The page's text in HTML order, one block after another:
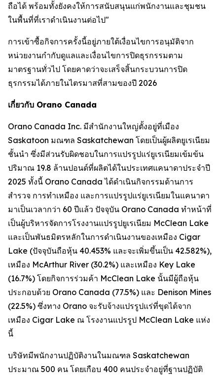
ถือได้ พร้อมทั้งยังคงให้การสนับสนุนแก่พนักงานและชุมชน
ในพื้นที่ที่เราดำเนินงานต่อไป"
การเข้าซื้อกิจการครั้งนี้อยู่ภายใต้เงื่อนไขการอนุมัติจาก
หน่วยงานกำกับดูแลและเงื่อนไขการปิดธุรกรรมตาม
มาตรฐานทั่วไป โดยคาดว่าจะเสร็จสิ้นกระบวนการปิด
ธุรกรรมได้ภายในไตรมาสที่สามของปี 2026
เกี่ยวกับ Orano Canada
Orano Canada Inc. มีสำนักงานใหญ่ตั้งอยู่ที่เมือง
Saskatoon มณฑล Saskatchewan โดยเป็นผู้ผลิตยูเรเนียม
ชั้นนำ ซึ่งมีส่วนรับผิดชอบในการแปรรูปแร่ยูเรเนียมเข้มข้น
ปริมาณ 19.8 ล้านปอนด์ที่ผลิตได้ในประเทศแคนาดาประจำปี
2025 ทั้งนี้ Orano Canada ได้ดำเนินกิจกรรมด้านการ
สำรวจ การทำเหมือง และการแปรรูปแร่ยูเรเนียมในแคนาดา
มาเป็นเวลากว่า 60 ปีแล้ว ปัจจุบัน Orano Canada ทำหน้าที่
เป็นผู้บริหารจัดการโรงงานแปรรูปยูเรเนียม McClean Lake
และเป็นพันธมิตรหลักในการดำเนินงานของเหมือง Cigar
Lake (ปัจจุบันถือหุ้น 40.453% และจะเพิ่มขึ้นเป็น 42.582%),
เหมือง McArthur River (30.2%) และเหมือง Key Lake
(16.7%) โดยกิจการร่วมค้า McClean Lake นั้นมีผู้ถือหุ้น
ประกอบด้วย Orano Canada (77.5%) และ Denison Mines
(22.5%) ซึ่งทาง Orano จะรับจ้างแปรรูปแร่ที่ขุดได้จาก
เหมือง Cigar Lake ณ โรงงานแปรรูป McClean Lake แห่ง
นี้
บริษัทมีพนักงานปฏิบัติงานในมณฑล Saskatchewan
ประมาณ 500 คน โดยเกือบ 400 คนประจำอยู่ที่ฐานปฏิบัติ